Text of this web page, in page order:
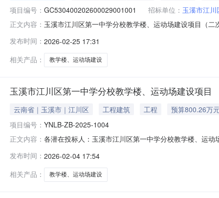
项目编号： GC530400202600029001001 招标单位： 玉溪市江
正文内容： 玉溪市江川区第一中学分校教学楼、运动场建设项目（
以出具的工程量清单、施工图及招标人委托为准。公共
式：网上获取交易地点：江
发布时间： 2026-02-25 17:31
相关产品：
教学楼、运动场建设
玉溪市江川区第一中学分校教学楼、运动场建设项目
云南省｜玉溪市｜江川区 工程建筑 工程
预算800.26万
项目编号： YNLB-ZB-2025-1004
正文内容： 各潜在投标人：玉溪市江川区第一中学分校教学楼、运
1玉溪市江川区第一中学分校教学楼、运动场建设项目（
发布时间： 2026-02-04 17:54
相关产品：
教学楼、运动场建设